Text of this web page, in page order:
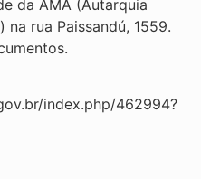
da AMA (Autarquia
rua Paissandú, 1559.
index.php/462994?